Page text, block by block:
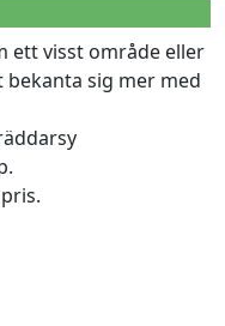
ett visst område eller
sig mer med